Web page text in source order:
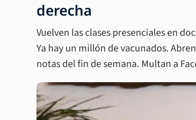
derecha
Vuelven las clases presenciales en
Ya hay un millón de vacunados.
notas del fin de semana. Multan a